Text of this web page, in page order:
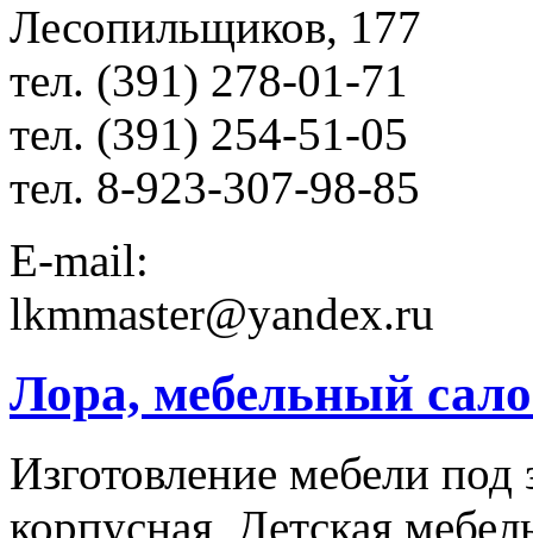
Лесопильщиков, 177
тел. (391) 278-01-71
тел. (391) 254-51-05
тел. 8-923-307-98-85
E-mail:
lkmmaster@yandex.ru
Лора, мебельный
Изготовление мебели под
корпусная, Детская